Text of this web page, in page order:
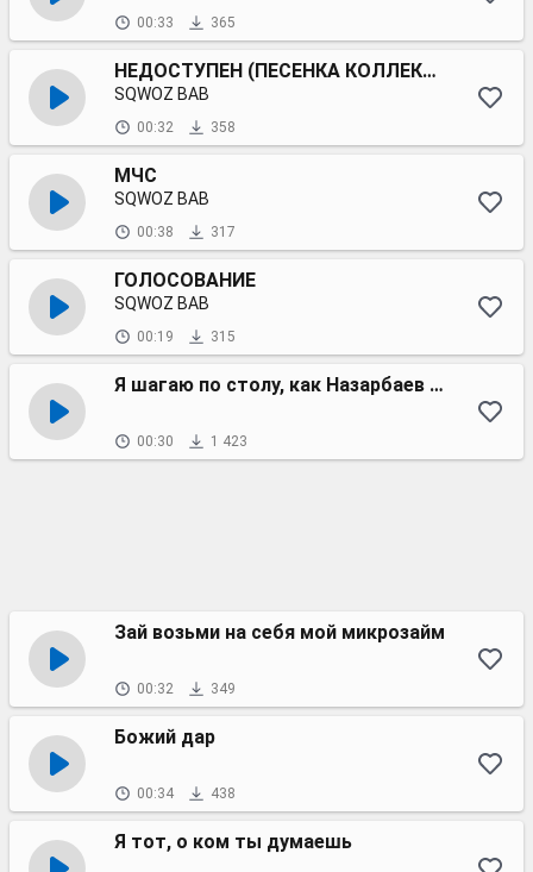
00:33 365
НЕДОСТУПЕН (ПЕСЕНКА КОЛЛЕКТОРА)
SQWOZ BAB
00:32 358
МЧС
SQWOZ BAB
00:38 317
ГОЛОСОВАНИЕ
SQWOZ BAB
00:19 315
Я шагаю по столу, как Назарбаев в Астану
00:30 1 423
Зай возьми на себя мой микрозайм
00:32 349
Божий дар
00:34 438
Я тот, о ком ты думаешь